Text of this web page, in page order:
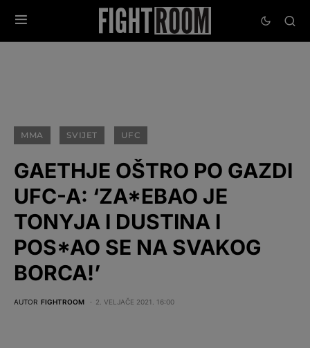
MMA SVIJET UFC
GAETHJE OŠTRO PO GAZDI
UFC-A: ‘ZA*EBAO JE
TONYJA I DUSTINA I
POS*AO SE NA SVAKOG
BORCA!’
AUTOR FIGHTROOM 2. VELJAČE 2021. 16:00